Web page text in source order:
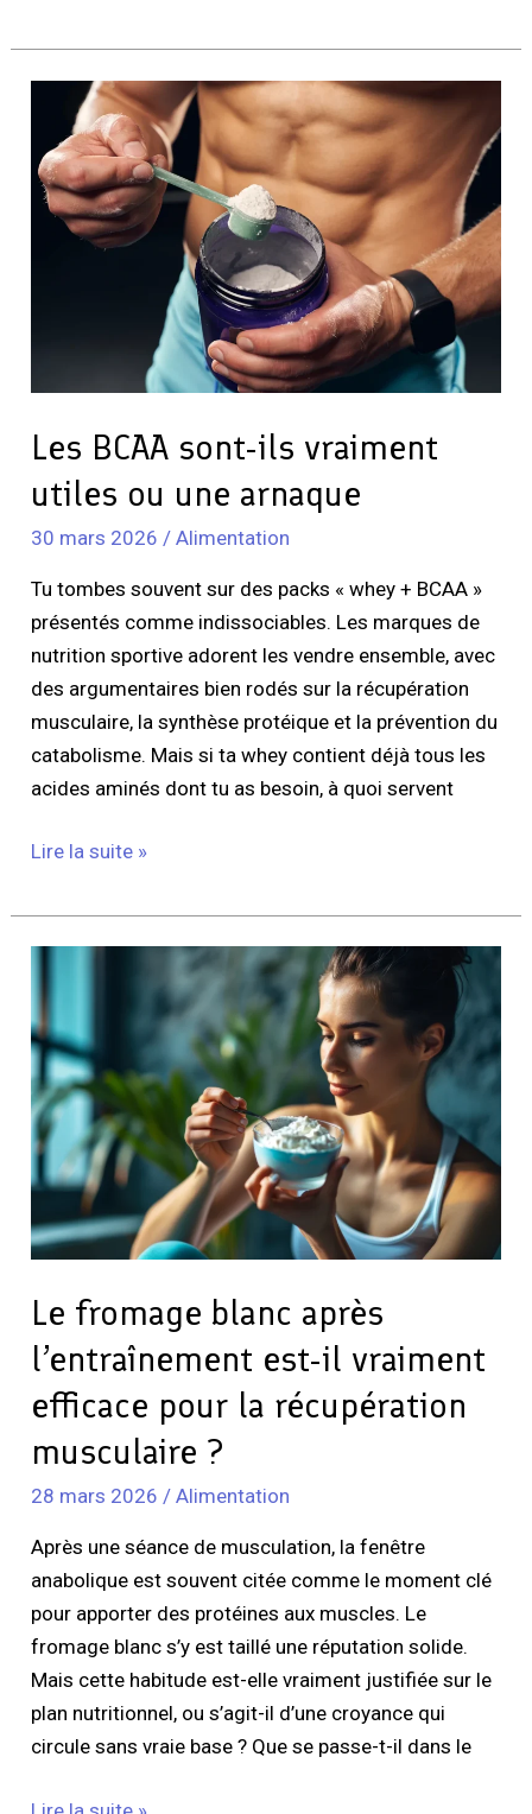
Les BCAA sont-ils vraiment
utiles ou une arnaque
30 mars 2026 /Alimentation
Tu tombes souvent sur des packs « whey + BCAA »
présentés comme indissociables. Les marques de
nutrition sportive adorent les vendre ensemble, avec
des argumentaires bien rodés sur la récupération
musculaire, la synthèse protéique et la prévention du
catabolisme. Mais si ta whey contient déjà tous les
acides aminés dont tu as besoin, à quoi servent
BCAA
sont-
ils
vraiment
Lire la suite »
Le fromage blanc après
l’entraînement est-il vraiment
efficace pour la récupération
musculaire ?
28 mars 2026/Alimentation
Après une séance de musculation, la fenêtre
anabolique est souvent citée comme le moment clé
pour apporter des protéines aux muscles. Le
fromage blanc s’y est taillé une réputation solide.
Mais cette habitude est-elle vraiment justifiée sur le
plan nutritionnel, ou s’agit-il d’une croyance qui
circule sans vraie base ? Que se passe-t-il dans le
fromage
blanc
après
l’entraînement
est-
il
vraiment
efficace
pour
la
récupération
musculaire
?